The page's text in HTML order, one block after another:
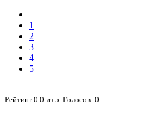
1
2
3
4
5
Рейтинг 0.0 из 5 . Голосов: 0